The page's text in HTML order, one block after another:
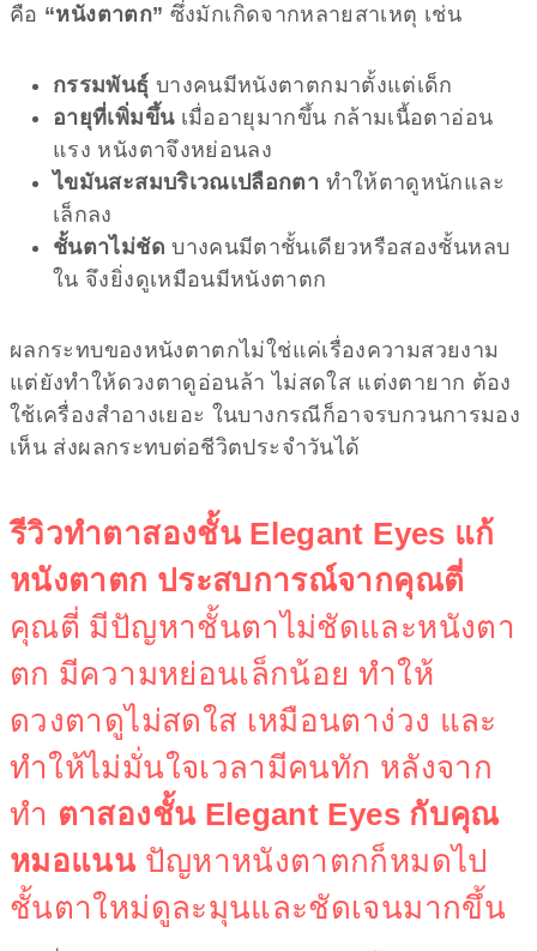
คือ “หนังตาตก” ซึ่งมักเกิดจากหลายสาเหตุ เช่น
กรรมพันธุ์ บางคนมีหนังตาตกมาตั้งแต่เด็ก
อายุที่เพิ่มขึ้นเมื่ออายุมากขึ้น กล้ามเนื้อตาอ่อน
แรง หนังตาจึงหย่อนลง
ไขมันสะสมบริเวณเปลือกตา ทำให้ตาดูหนักและ
เล็กลง
ชั้นตาไม่ชัด บางคนมีตาชั้นเดียวหรือสองชั้นหลบ
ใน จึงยิ่งดูเหมือนมีหนังตาตก
ผลกระทบของหนังตาตกไม่ใช่แค่เรื่องความสวยงาม
แต่ยังทำให้ดวงตาดูอ่อนล้า ไม่สดใส แต่งตายาก ต้อง
ใช้เครื่องสำอางเยอะ ในบางกรณีก็อาจรบกวนการมอง
เห็น ส่งผลกระทบต่อชีวิตประจำวันได้
รีวิวทำตาสองชั้น Elegant Eyes แก้
หนังตาตก ประสบการณ์จากคุณตี่
คุณตี่ มีปัญหาชั้นตาไม่ชัดและหนังตา
ตก มีความหย่อนเล็กน้อย ทำให้
ดวงตาดูไม่สดใส เหมือนตาง่วง และ
ทำให้ไม่มั่นใจเวลามีคนทัก หลังจาก
ทำ ตาสองชั้น Elegant Eyes กับคุณ
หมอแนน ปัญหาหนังตาตกก็หมดไป
ชั้นตาใหม่ดูละมุนและชัดเจนมากขึ้น